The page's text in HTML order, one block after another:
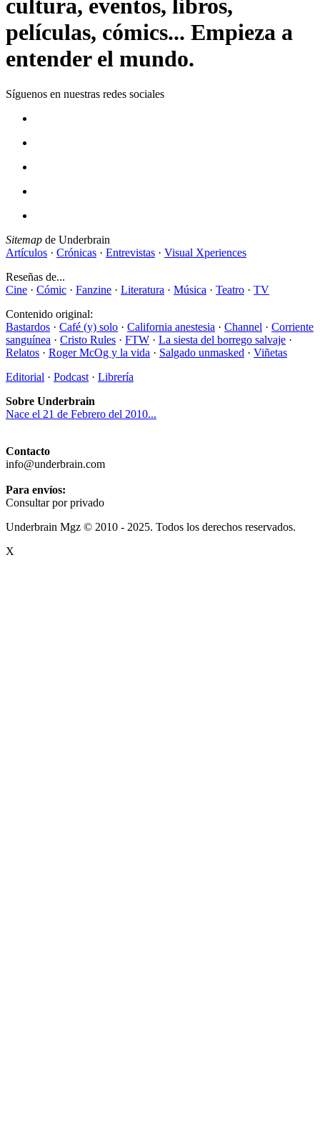
cultura, eventos, libros,
películas, cómics... Empieza a
entender el mundo.
Síguenos en nuestras redes sociales
Sitemap de Underbrain
Artículos · Crónicas · Entrevistas · Visual Xperiences
Reseñas de...
Cine · Cómic · Fanzine · Literatura · Música · Teatro · TV
Contenido original:
Bastardos · Café (y) solo · California anestesia · Channel · Corriente
sanguínea · Cristo Rules · FTW · La siesta del borrego salvaje ·
Relatos · Roger McOg y la vida · Salgado unmasked · Viñetas
Editorial · Podcast · Librería
Sobre Underbrain
Nace el 21 de Febrero del 2010...
Contacto
info@underbrain.com
Para envíos:
Consultar por privado
Underbrain Mgz © 2010 - 2025. Todos los derechos reservados.
X